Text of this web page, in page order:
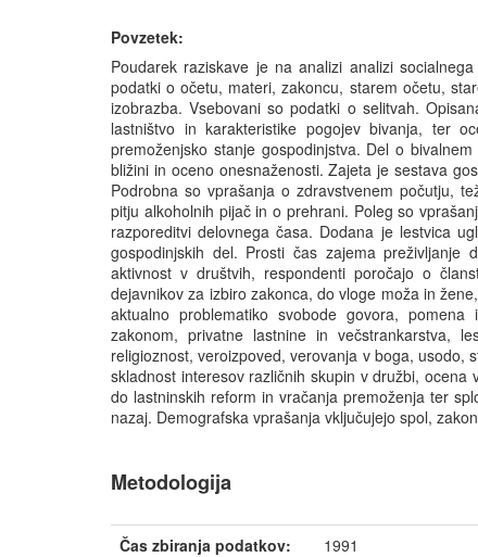
Povzetek:
Poudarek raziskave je na analizi analizi
podatki o očetu, materi, zakoncu, starem očetu,
izobrazba. Vsebovani so podatki o selitvah.
lastništvo in karakteristike pogojev bivanja, ter
premoženjsko stanje gospodinjstva. Del o
bližini in oceno onesnaženosti. Zajeta je sestava
Podrobna so vprašanja o zdravstvenem počutju,
pitju alkoholnih pijač in o prehrani. Poleg so
razporeditvi delovnega časa. Dodana je lestvica
gospodinjskih del. Prosti čas zajema preživljanje
aktivnost v društvih, respondenti poročajo o
dejavnikov za izbiro zakonca, do vloge moža in
aktualno problematiko svobode govora,
zakonom, privatne lastnine in večstrankarstva,
religioznost, veroizpoved, verovanja v boga, usodo,
skladnost interesov različnih skupin v družbi,
do lastninskih reform in vračanja premoženja ter
nazaj. Demografska vprašanja vključujejo spol,
Metodologija
Čas zbiranja podatkov:
1991